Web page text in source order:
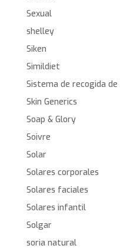
Sexual
shelley
Siken
Simildiet
Sistema de recogida de
Skin Generics
Soap & Glory
Soivre
Solar
Solares corporales
Solares faciales
Solares infantil
Solgar
soria natural